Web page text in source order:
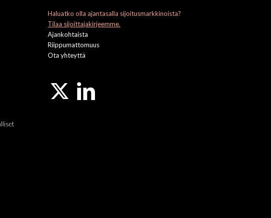
Haluatko olla ajantasalla sijoitusmarkkinoista?
Tilaa sijoittajakirjeemme.
Ajankohtaista
Riippumattomuus
Ota yhteyttä